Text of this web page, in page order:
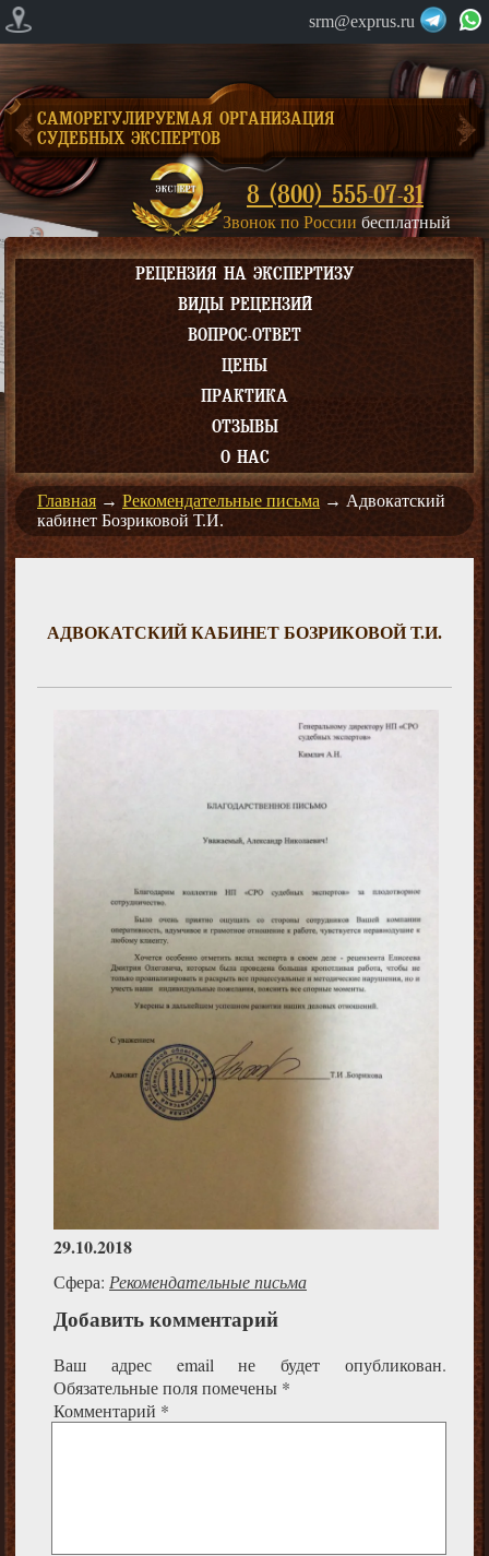
srm@exprus.ru
САМОРЕГУЛИРУЕМАЯ ОРГАНИЗАЦИЯ
СУДЕБНЫХ ЭКСПЕРТОВ
8 (800) 555-07-31
Звонок по России бесплатный
РЕЦЕНЗИЯ НА ЭКСПЕРТИЗУ
ВИДЫ РЕЦЕНЗИЙ
ВОПРОС-ОТВЕТ
ЦЕНЫ
ПРАКТИКА
ОТЗЫВЫ
О НАС
Главная → Рекомендательные письма → Адвокатский
кабинет Бозриковой Т.И.
АДВОКАТСКИЙ КАБИНЕТ БОЗРИКОВОЙ Т.И.
29.10.2018
Сфера: Рекомендательные письма
Добавить комментарий
Ваш адрес email не будет опубликован.
Обязательные поля помечены *
Комментарий *